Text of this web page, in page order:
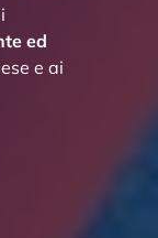
ed
e ai